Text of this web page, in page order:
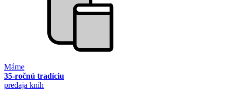
Máme
35-ročnú tradíciu
predaja kníh